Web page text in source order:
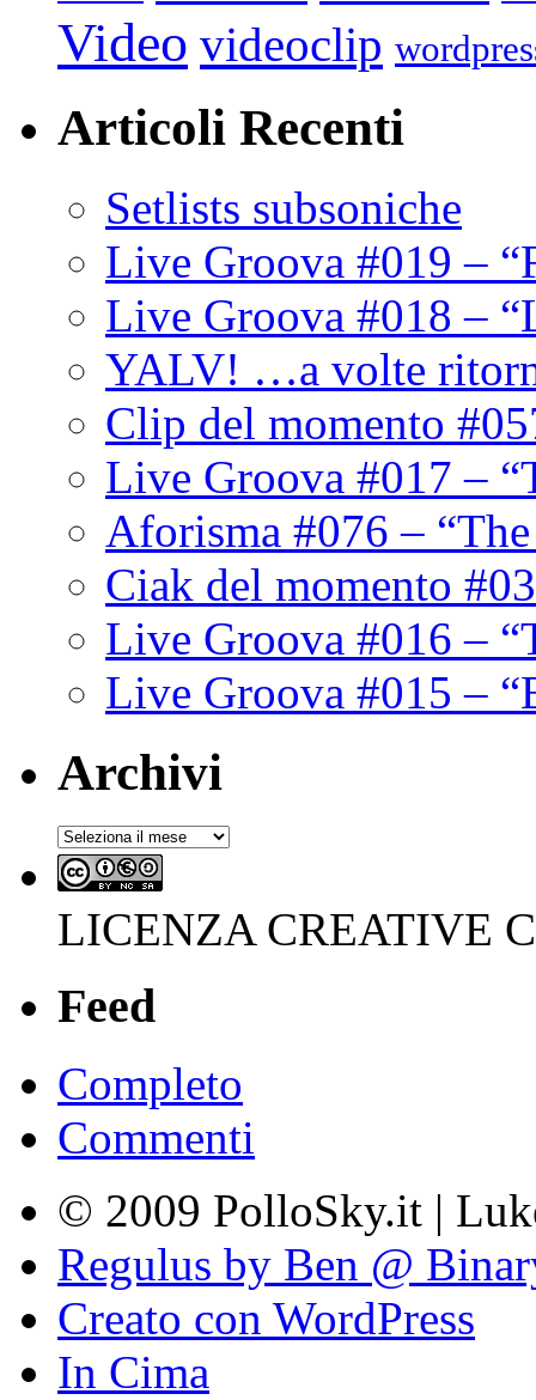
Video videoclip
Articoli Recenti
Setlists subsoniche
Live Groova #019 –
Live Groova #018 –
YALV! …a volte
Clip del momento
Live Groova #017 –
Aforisma #076 –
Ciak del momento
Live Groova #016 –
Live Groova #015 –
Archivi
Archivi
LICENZA CREATIVE
Feed
Completo
Commenti
© 2009 PolloSky.it |
Regulus by Ben @
Creato con WordPress
In Cima